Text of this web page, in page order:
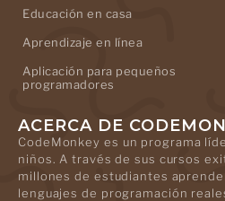
Educación en casa
Aprendizaje en línea
Aplicación para pequeños
programadores
ACERCA DE
CodeMonkey es un programa
niños. A través de sus cursos
millones de estudiantes
lenguajes de programación